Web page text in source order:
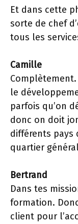
Et dans cette
sorte de chef
tous les
Camille
le
parfois qu’on
donc on doit
différents pays
quartier
Bertrand
Dans tes
formation.
client pour